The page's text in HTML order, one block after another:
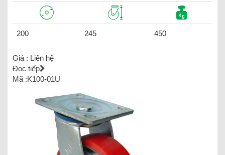
200 245 450
Giá : Liên hệ
Đọc tiếp
Mã :K100-01U